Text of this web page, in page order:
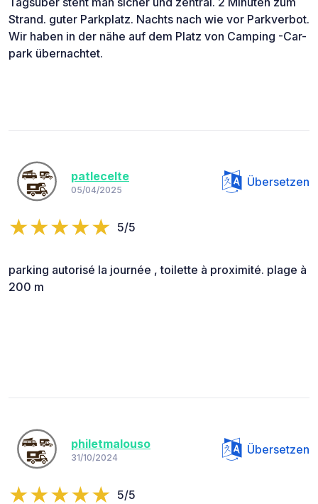
Strand. guter Parkplatz. Nachts nach wie vor Parkverbot.
Wir haben in der nähe auf dem Platz von Camping -Car-
park übernachtet.
patlecelte
05/04/2025
Übersetzen
5/5
parking autorisé la journée , toilette à proximité. plage à
200 m
philetmalouso
31/10/2024
Übersetzen
5/5